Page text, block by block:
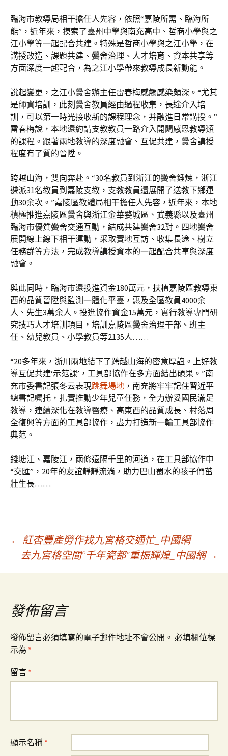
臨海市教導局相干擔任人先容，依照“嘉陵所需、臨海所
能”，近年來，摸索了臺州中學與南充高中、哲商小學與之
江小學等一起配合共建。特殊是哲商小學與之江小學，在
講授改造、課題共建、黌舍治理、人才培育、資本共享等
方面深度一起配合，為之江小學帶來教導成長新動能。
說起變更，之江小黌舍辦主任雷春梅感觸感染頗深。“尤其
是師資培訓，此刻黌舍教員經由過程收集，長途介入培
訓，可以第一時光接收新的課程理念，并融進日常講授。”
雷春梅說，本地還約請支教教員一路介入開闢感恩教導類
的課程。跟著兩地教導的深度融會、互促共建，黌舍講授
程度有了質的晉陞。
跨越山海，雙向奔赴。“30名教員到浙江的黌舍錘煉，浙江
遴派31名教員到嘉陵支教，支教教員還展開了送教下鄉運
動30余次。”嘉陵區教體局相干擔任人先容，近年來，本地
積極推進嘉陵區黌舍與浙江金華婺城區、武義縣以及臺州
臨海市優質黌舍交通互動，結成共建黌舍32對。四地黌舍
展開線上線下相干運動，采取實地互訪、收集長途、樹立
任務群等方法，完成教導講授資本的一起配合共享與深度
融會。
與此同時，臨海市還投進資金180萬元，扶植嘉陵區教導東
西的品質晉陞與監測一體化平臺，惠及全區教員4000余
人、先生3萬余人。投進協作資金15萬元，實行教導專門研
究技巧人才培訓項目，培訓嘉陵區黌舍治理干部、班主
任、幼兒教員、小學教員等2135人……
“20多年來，浙川兩地結下了跨越山海的密意厚誼。上好教
導互促共建‘示范課’，工具部協作在多方面結出碩果。”南
充市委書記張冬云表現跳舞場地 ，南充將牢牢記住習近平
總書記囑托，扎實推動少年兒童任務，全力辦妥國民滿足
教導，連續深化在教導醫療、高東西的品質成長、村落周
全復興等方面的工具部協作，盡力打造新一輪工具部協作
典范。
錢塘江、嘉陵江，兩條遠隔千里的河道，在工具部協作中
“交匯”，20年的友誼靜靜流淌，助力巴山蜀水的孩子們茁
壯生長……
文
章
導
覽
← 紅杏豐產勞作找九宮格交通忙_中國網
去九宮格空間“千年瓷都”重振輝煌_中國網 →
發佈留言
發佈留言必須填寫的電子郵件地址不會公開。 必填欄位標
示為 *
留言 *
顯示名稱 *